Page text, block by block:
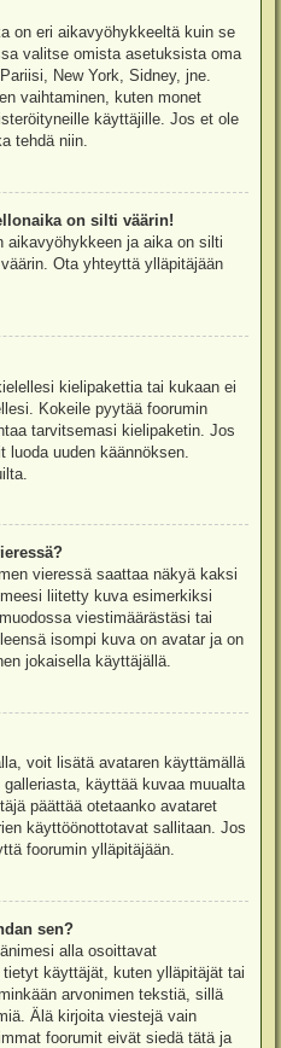
on eri aikavyöhykkeeltä kuin se
valitse omista asetuksista oma
New York, Sidney, jne.
vaihtaminen, kuten monet
käyttäjille. Jos et ole
tehdä niin.
on silti väärin!
aikavyöhykkeen ja aika on silti
Ota yhteyttä ylläpitäjään
kielipakettia tai kukaan ei
Kokeile pyytää foorumin
tarvitsemasi kielipaketin. Jos
uuden käännöksen.
vieressä saattaa näkyä kaksi
liitetty kuva esimerkiksi
viestimäärästäsi tai
isompi kuva on avatar ja on
jokaisella käyttäjällä.
voit lisätä avataren käyttämällä
käyttää kuvaa muualta
päättää otetaanko avataret
käyttöönottotavat sallitaan. Jos
foorumin ylläpitäjään.
sen?
alla osoittavat
käyttäjät, kuten ylläpitäjät tai
arvonimen tekstiä, sillä
Älä kirjoita viestejä vain
foorumit eivät siedä tätä ja